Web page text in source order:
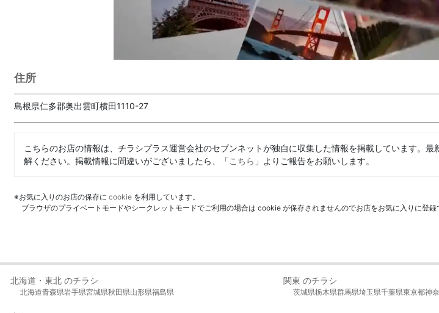
住所
島根県仁多郡奥出雲町横田1110-27
こちらのお店の情報は、チラシプラス運営会社のセブンネットが独自に収集した情報を掲載しています。
解ください。掲載情報に間違いがございましたら、「こちら 」よりご報告をお願いします。
※お気に入りのお店の保存に cookie を利用しています。
ブラウザのプライベートモードやシークレットモードでご利用の場合は cookie が保存されませんのでお店をお気に入りに登録
北海道・東北 のチラシ
北海道青森県岩手県宮城県秋田県山形県福島県
関東 のチラシ
茨城県栃木県群馬県埼玉県千葉県東京都神